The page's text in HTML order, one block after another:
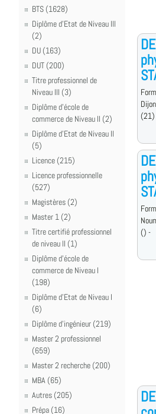
BTS (1628)
Diplôme d'Etat de Niveau III
(2)
DU (163)
DUT (200)
Titre professionnel de
Niveau III (3)
Diplôme d'école de
commerce de Niveau II (2)
Diplôme d'Etat de Niveau II
(5)
Licence (215)
Licence professionnelle
(527)
Magistères (2)
Master 1 (2)
Titre certifié professionnel
de niveau II (1)
Diplôme d'école de
commerce de Niveau I
(198)
Diplôme d'Etat de Niveau I
(6)
Diplôme d'ingénieur (219)
Master 2 professionnel
(659)
Master 2 recherche (200)
MBA (65)
Autres (205)
Prépa (16)
(21)
() -